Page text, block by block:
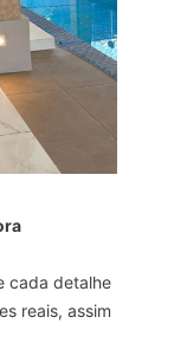
cada detalhe
reais, assim